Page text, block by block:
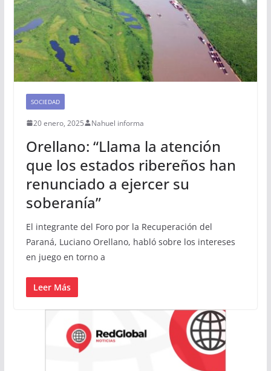
SOCIEDAD
20 enero, 2025 Nahuel informa
Orellano: “Llama la atención
que los estados ribereños han
renunciado a ejercer su
soberanía”
El integrante del Foro por la Recuperación del
Paraná, Luciano Orellano, habló sobre los intereses
en juego en torno a
Leer Más